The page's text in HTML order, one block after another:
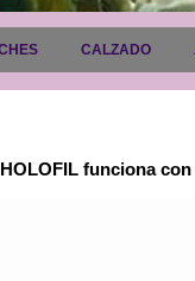
CALZADO
funciona